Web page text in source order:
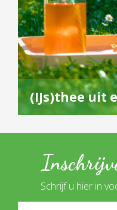
(IJs)thee uit
Schrijf u hier in